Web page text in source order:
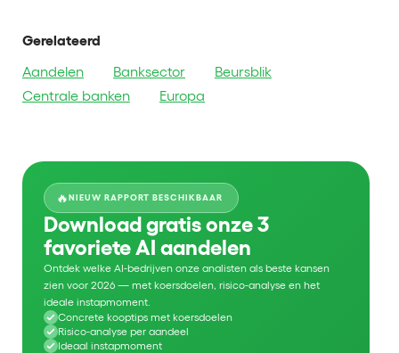
Gerelateerd
Aandelen
Banksector
Beursblik
Centrale banken
Europa
🔥NIEUW RAPPORT BESCHIKBAAR
Download gratis onze 3
favoriete AI aandelen
Ontdek welke AI-bedrijven onze analisten als beste kansen
zien voor 2026 — met koersdoelen, risico-analyse en het
ideale instapmoment.
Concrete kooptips met koersdoelen
Risico-analyse per aandeel
Ideaal instapmoment